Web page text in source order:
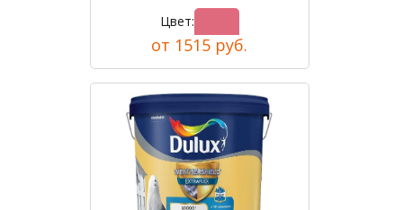
Цвет:
от 1515 руб.